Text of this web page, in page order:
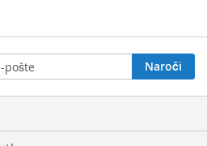
Naroči